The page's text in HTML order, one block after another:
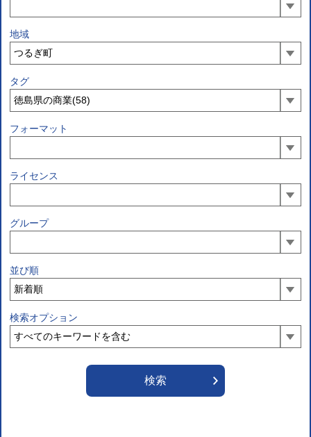
地域
タグ
フォーマット
ライセンス
グループ
並び順
検索オプション